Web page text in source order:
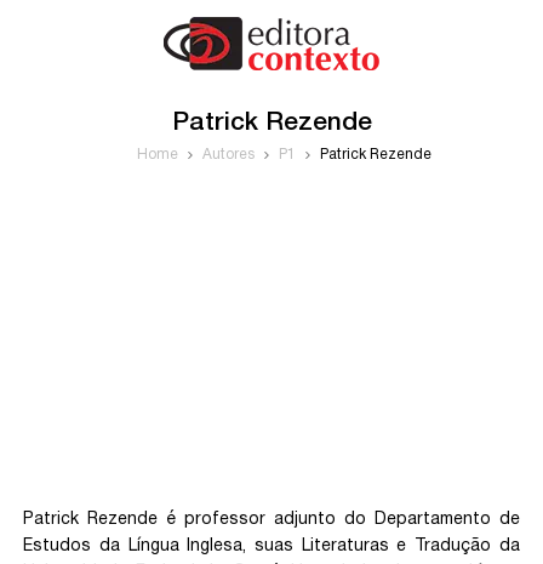
Patrick Rezende
Home Autores P1 Patrick Rezende
Patrick Rezende é professor adjunto do Departamento de
Estudos da Língua Inglesa, suas Literaturas e Tradução da